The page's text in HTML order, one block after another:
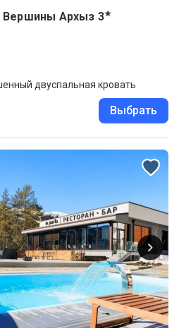
Вершины Архыз 3★
двуспальная кровать
Выбрать